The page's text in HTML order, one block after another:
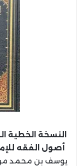
النسخة
أصول
الفقه